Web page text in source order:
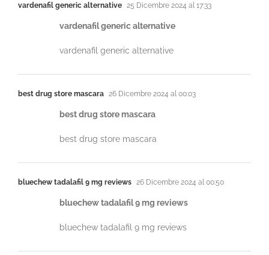
vardenafil generic alternative 25 Dicembre 2024 al 17:33
vardenafil generic alternative
vardenafil generic alternative
best drug store mascara 26 Dicembre 2024 al 00:03
best drug store mascara
best drug store mascara
bluechew tadalafil 9 mg reviews 26 Dicembre 2024 al 00:50
bluechew tadalafil 9 mg reviews
bluechew tadalafil 9 mg reviews